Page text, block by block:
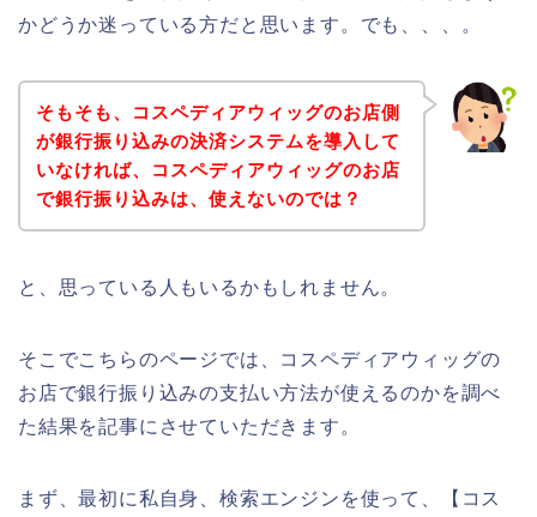
かどうか迷っている方だと思います。でも、、、。
そもそも、コスペディアウィッグのお店側
が銀行振り込みの決済システムを導入して
いなければ、コスペディアウィッグのお店
で銀行振り込みは、使えないのでは？
と、思っている人もいるかもしれません。
そこでこちらのページでは、コスペディアウィッグの
お店で銀行振り込みの支払い方法が使えるのかを調べ
た結果を記事にさせていただきます。
まず、最初に私自身、検索エンジンを使って、【コス